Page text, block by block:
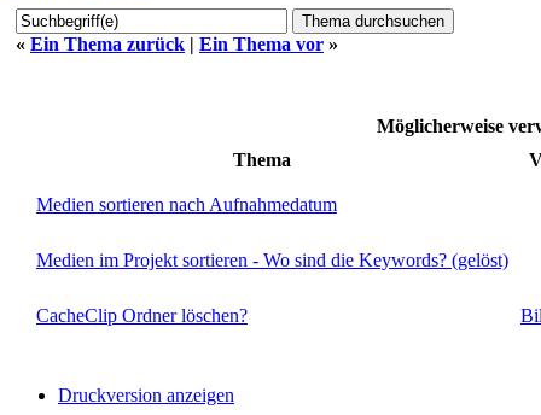
« Ein Thema zurück | Ein Thema vor »
Möglicherweise
Thema
Medien sortieren nach Aufnahmedatum
Medien im Projekt sortieren - Wo sind die Keywords? (gelöst)
CacheClip Ordner löschen?
Druckversion anzeigen